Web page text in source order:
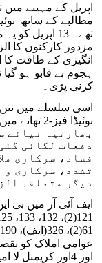
اپریل کے مہینے
مطالبے کے ساتھ
تھے۔ 13
مزدور کارکنوں کا
انگیزی کے طاقت کا
ہجوم بے قابو ہو گیا
کرنی پڑی۔
اسی سلسلے میں
بھارتیہ نیائے
دفعات لگائی
فساد، سرکاری
تشدد، سرکاری و
دیگر متعلقہ
اور 4اور کریمنل لا امینڈمنٹ ایکٹ کی دفعہ 7 بھی شامل ہیں۔